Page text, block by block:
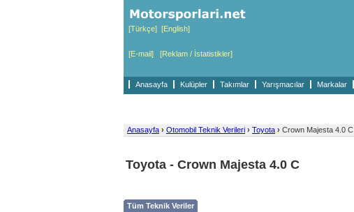
[Türkçe] [English]
[E-mail] [Reklam / İstatistikler]
Anasayfa Kulüpler Takımlar Yarışmacılar Markalar
Anasayfa › Otomobil Teknik Verileri › Toyota › Crown Majesta 4.0 C
Toyota - Crown Majesta 4.0 C
Tüm Teknik Veriler